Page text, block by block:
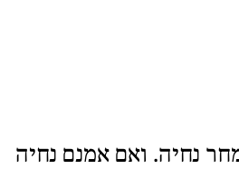
נחיה. ואם אמנם נחיה